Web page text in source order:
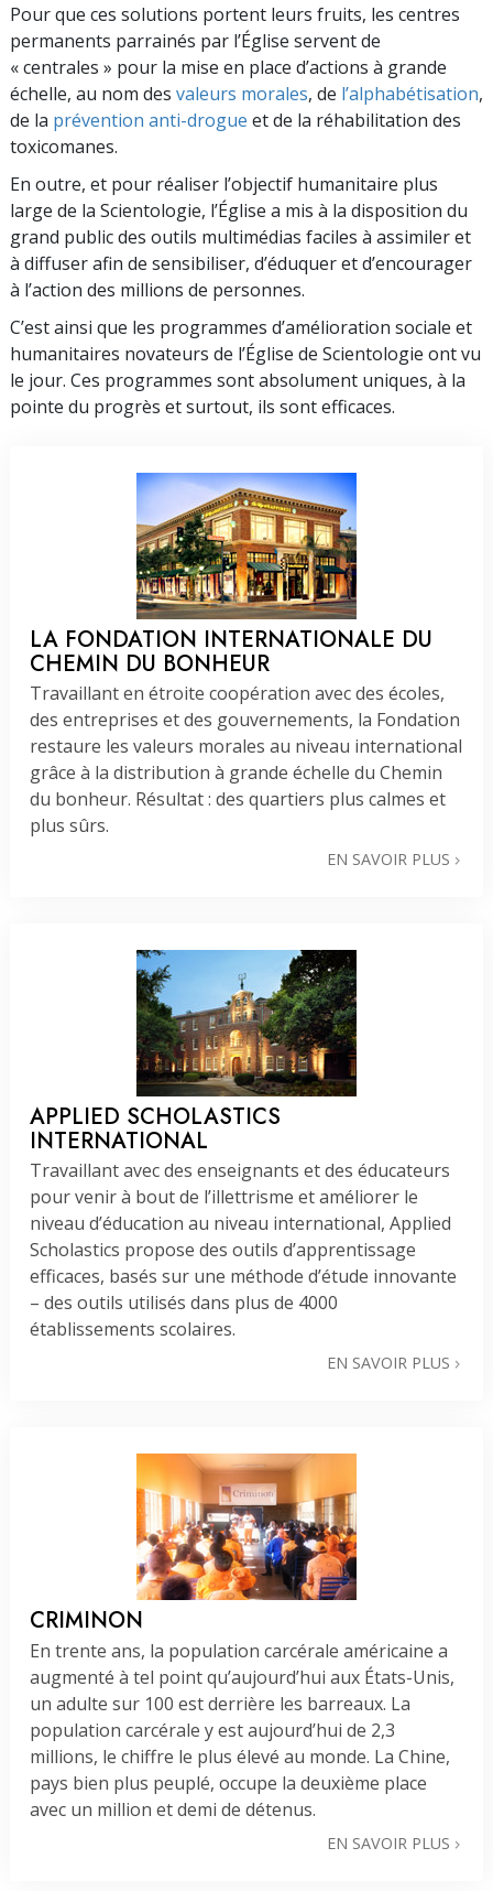
Pour que ces solutions portent leurs fruits, les centres
permanents parrainés par l’Église servent de
« centrales » pour la mise en place d’actions à grande
échelle, au nom des valeurs morales, de l’alphabétisation,
de la prévention anti-drogue et de la réhabilitation des
toxicomanes.
En outre, et pour réaliser l’objectif humanitaire plus
large de la Scientologie, l’Église a mis à la disposition du
grand public des outils multimédias faciles à assimiler et
à diffuser afin de sensibiliser, d’éduquer et d’encourager
à l’action des millions de personnes.
C’est ainsi que les programmes d’amélioration sociale et
humanitaires novateurs de l’Église de Scientologie ont vu
le jour. Ces programmes sont absolument uniques, à la
pointe du progrès et surtout, ils sont efficaces.
LA FONDATION INTERNATIONALE DU
CHEMIN DU BONHEUR
Travaillant en étroite coopération avec des écoles,
des entreprises et des gouvernements, la Fondation
restaure les valeurs morales au niveau international
grâce à la distribution à grande échelle du Chemin
du bonheur. Résultat : des quartiers plus calmes et
plus sûrs.
EN SAVOIR PLUS
APPLIED SCHOLASTICS
INTERNATIONAL
Travaillant avec des enseignants et des éducateurs
pour venir à bout de l’illettrisme et améliorer le
niveau d’éducation au niveau international, Applied
Scholastics propose des outils d’apprentissage
efficaces, basés sur une méthode d’étude innovante
– des outils utilisés dans plus de 4000
établissements scolaires.
EN SAVOIR PLUS
CRIMINON
En trente ans, la population carcérale américaine a
augmenté à tel point qu’aujourd’hui aux États-Unis,
un adulte sur 100 est derrière les barreaux. La
population carcérale y est aujourd’hui de 2,3
millions, le chiffre le plus élevé au monde. La Chine,
pays bien plus peuplé, occupe la deuxième place
avec un million et demi de détenus.
EN SAVOIR PLUS